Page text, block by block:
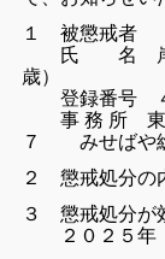
１ 被懲戒者
氏 名 岸本
歳）
登録番号 ４
事 務 所 東京
７ みせばや
２ 懲戒処分
３ 懲戒処分が
２０２５年（